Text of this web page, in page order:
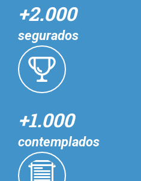
+2.000
segurados
+1.000
contemplados